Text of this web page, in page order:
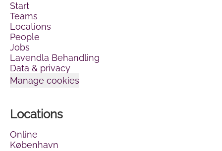
Start
Teams
Locations
People
Jobs
Lavendla Behandling
Data & privacy
Manage cookies
Locations
Online
København